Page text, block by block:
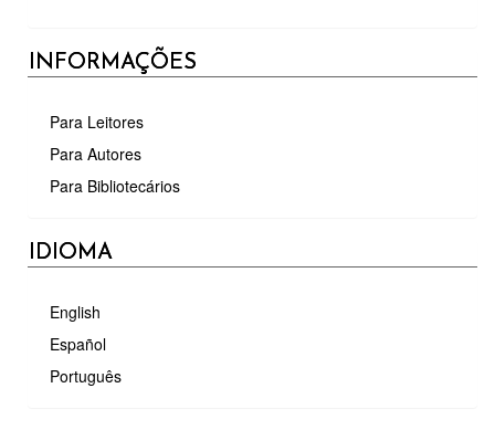
INFORMAÇÕES
Para Leitores
Para Autores
Para Bibliotecários
IDIOMA
English
Español
Português